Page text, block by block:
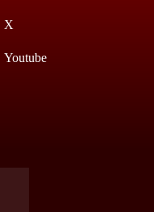
X
Youtube